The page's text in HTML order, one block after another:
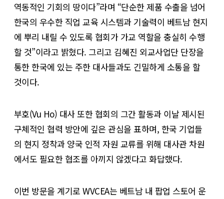
역동적인 기회의 땅이다”라며 “단순한 제품 수출을 넘어
한국의 우수한 직업 교육 시스템과 기술력이 베트남 현지
에 뿌리 내릴 수 있도록 협회가 가교 역할을 충실히 수행
할 것”이라고 밝혔다. 그리고 김혜진 외교사업단 단장을
통한 한국에 있는 주한 대사들과도 긴밀하게 소통을 할
것이다.
부호(Vu Ho) 대사 또한 협회의 그간 활동과 이날 제시된
구체적인 협력 방안에 깊은 관심을 표하며, 한국 기업들
의 현지 정착과 양국 인적 자원 교류를 위해 대사관 차원
에서도 필요한 협조를 아끼지 않겠다고 화답했다.
이번 방문을 계기로 WVCEA는 베트남 내 팝업 스토어 운